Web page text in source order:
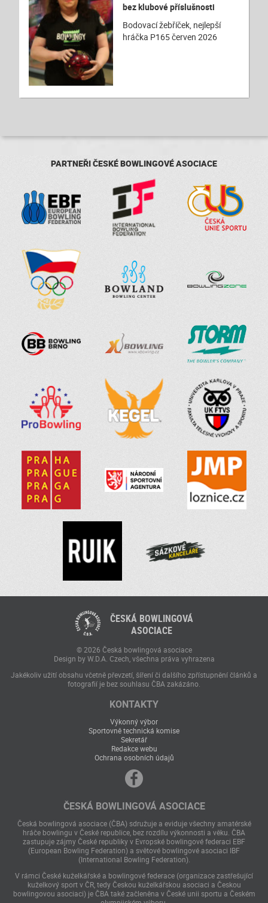
bez klubové příslušnosti
Bodovací žebříček, nejlepší
hráčka P165 červen 2026
PARTNEŘI ČESKÉ BOWLINGOVÉ ASOCIACE
ČESKÁ BOWLINGOVÁ
ASOCIACE
© 2026 Česká bowlingová asociace
Design by W.D.A. Czech, všechna práva vyhrazena
Jakékoliv užití obsahu včetně převzetí, šíření či dalšího zpřístupnění článků a
fotografií je bez souhlasu ČBA zakázáno.
KONTAKTY
Výkonný výbor
Sportovně technická komise
Sekretář
Redakce webu
Ochrana osobních údajů
ČESKÁ BOWLINGOVÁ ASOCIACE
Česká bowlingová asociace (ČBA) sdružuje a eviduje všechny amatérské
hráče bowlingu v České republice, bez rozdílu výkonnosti a věku. ČBA
zastupuje zájmy České republiky v Evropské bowlingové federaci EBF
(European Bowling Federation) a světové bowlingové asociaci IBF
(International Bowling Federation).
V rámci České kuželkářské a bowlingové federace (organizace zastřešující
kuželkový sport v ČR, tedy Českou kuželkářskou asociaci a Českou
bowlingovou asociaci) je ČBA také začleněna v České unii sportu a Českém